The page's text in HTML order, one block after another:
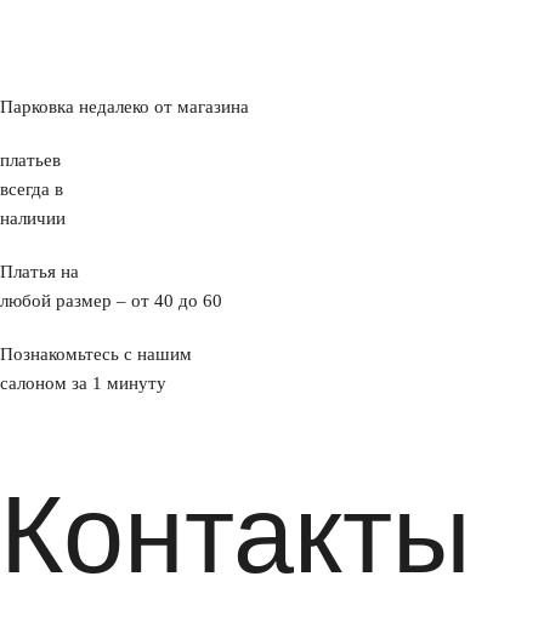
Парковка недалеко от магазина
платьев
всегда в
наличии
Платья на
любой размер – от 40 до 60
Познакомьтесь с нашим
салоном за 1 минуту
Контакты